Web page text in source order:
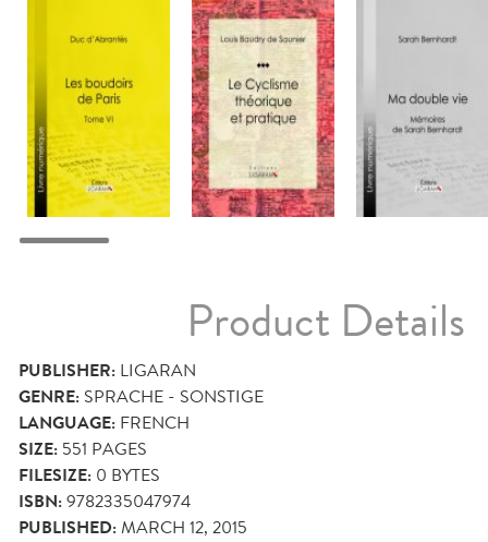
Product Details
PUBLISHER: LIGARAN
GENRE: SPRACHE - SONSTIGE
LANGUAGE: FRENCH
SIZE: 551 PAGES
FILESIZE: 0 BYTES
ISBN:9782335047974
PUBLISHED:MARCH 12, 2015